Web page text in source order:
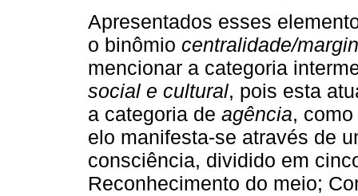
Apresentados esses
o binômio centralidade/
mencionar a categoria
social e cultural, pois esta
a categoria de agência,
elo manifesta-se através de
consciência, dividido em
Reconhecimento do meio;